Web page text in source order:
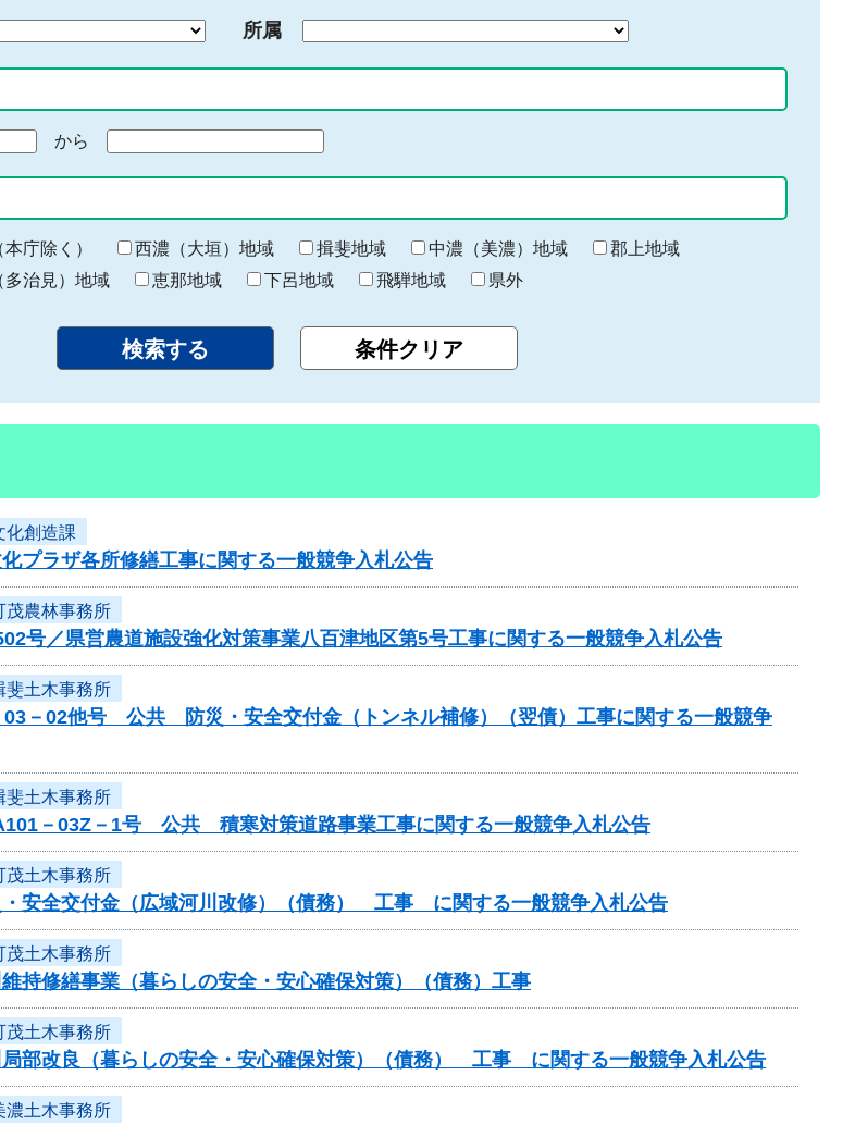
所属
から
終
わ
り
庁除く） 西濃（大垣）地域 揖斐地域 中濃（美濃）地域
郡上地域
多治見）地域 恵那地域 下呂地域 飛騨地域 県外
化創造課
化プラザ各所修繕工事に関する一般競争入札公告
茂農林事務所
号／県営農道施設強化対策事業八百津地区第5号工事に関する一般競争入札公告
斐土木事務所
03－02他号 公共 防災・安全交付金（トンネル補修）（翌債）工事に関する一般競争
斐土木事務所
－03Z－1号 公共 積寒対策道路事業工事に関する一般競争入札公告
茂土木事務所
安全交付金（広域河川改修）（債務） 工事 に関する一般競争入札公告
茂土木事務所
持修繕事業（暮らしの安全・安心確保対策）（債務）工事
茂土木事務所
部改良（暮らしの安全・安心確保対策）（債務） 工事 に関する一般競争入札公告
濃土木事務所